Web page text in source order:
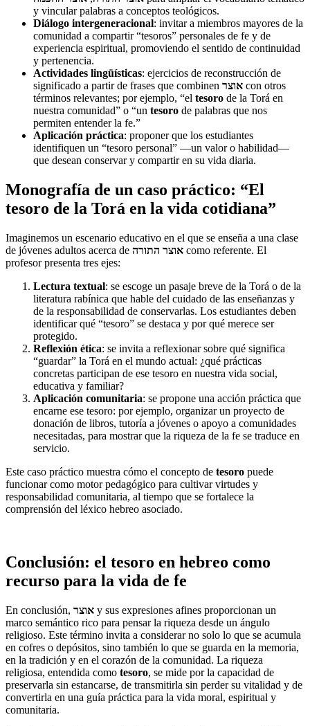
y vincular palabras a conceptos teológicos.
Diálogo intergeneracional: invitar a miembros mayores de la
comunidad a compartir “tesoros” personales de fe y de
experiencia espiritual, promoviendo el sentido de continuidad
y pertenencia.
Actividades lingüísticas: ejercicios de reconstrucción de
significado a partir de frases que combinen אוצר con otros
términos relevantes; por ejemplo, “el tesoro de la Torá en
nuestra comunidad” o “un tesoro de palabras que nos
permiten entender la fe.”
Aplicación práctica: proponer que los estudiantes
identifiquen un “tesoro personal” —un valor o habilidad—
que desean conservar y compartir en su vida diaria.
Monografía de un caso práctico: “El
tesoro de la Torá en la vida cotidiana”
Imaginemos un escenario educativo en el que se enseña a una clase
de jóvenes adultos acerca de אוצר התורה como referente. El
profesor presenta tres ejes:
Lectura textual: se escoge un pasaje breve de la Torá o de la
literatura rabínica que hable del cuidado de las enseñanzas y
de la responsabilidad de conservarlas. Los estudiantes deben
identificar qué “tesoro” se destaca y por qué merece ser
protegido.
Reflexión ética: se invita a reflexionar sobre qué significa
“guardar” la Torá en el mundo actual: ¿qué prácticas
concretas participan de ese tesoro en nuestra vida social,
educativa y familiar?
Aplicación comunitaria: se propone una acción práctica que
encarne ese tesoro: por ejemplo, organizar un proyecto de
donación de libros, tutoría a jóvenes o apoyo a comunidades
necesitadas, para mostrar que la riqueza de la fe se traduce en
servicio.
Este caso práctico muestra cómo el concepto de tesoro puede
funcionar como motor pedagógico para cultivar virtudes y
responsabilidad comunitaria, al tiempo que se fortalece la
comprensión del léxico hebreo asociado.
Conclusión: el tesoro en hebreo como
recurso para la vida de fe
En conclusión, אוצר y sus expresiones afines proporcionan un
marco semántico rico para pensar la riqueza desde un ángulo
religioso. Este término invita a considerar no solo lo que se acumula
en cofres o depósitos, sino también lo que se guarda en la memoria,
en la tradición y en el corazón de la comunidad. La riqueza
religiosa, entendida como tesoro, se mide por la capacidad de
preservarla sin estancarse, de transmitirla sin perder su vitalidad y de
convertirla en una guía práctica para la vida moral, espiritual y
comunitaria.